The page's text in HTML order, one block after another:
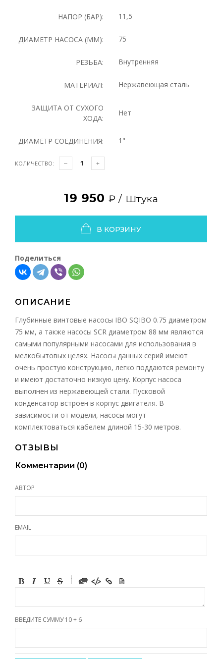
НАПОР (БАР): 11,5
ДИАМЕТР НАСОСА (ММ): 75
РЕЗЬБА: Внутренняя
МАТЕРИАЛ: Нержавеющая сталь
ЗАЩИТА ОТ СУХОГО
ХОДА:
Нет
ДИАМЕТР СОЕДИНЕНИЯ: 1"
КОЛИЧЕСТВО:
19 950 ₽ / Штука
В КОРЗИНУ
Поделиться
ОПИСАНИЕ
Глубинные винтовые насосы IBO SQIBO 0.75 диаметром
75 мм, а также насосы SCR диаметром 88 мм являются
самыми популярными насосами для использования в
мелкобытовых целях. Насосы данных серий имеют
очень простую конструкцию, легко поддаются ремонту
и имеют достаточно низкую цену. Корпус насоса
выполнен из нержавеющей стали. Пусковой
конденсатор встроен в корпус двигателя. В
зависимости от модели, насосы могут
комплектоваться кабелем длиной 15-30 метров.
ОТЗЫВЫ
Комментарии (0)
АВТОР
EMAIL
-
-
-
-
-
-
ВВЕДИТЕ СУММУ 10 + 6